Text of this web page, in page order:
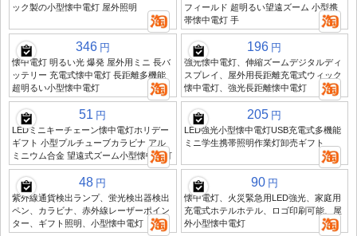
ック製の小型懐中電灯 屋外照明
フィールド 超明るい望遠ズーム 小型携
帯懐中電灯 手
346 円
懐中電灯 明るい光 爆発 屋外用ミニ 長バ
ッテリー 充電式懐中電灯 長距離多機能
超明るい小型懐中電灯
196 円
強光懐中電灯、伸縮ズームデジタルディ
スプレイ、屋外用長距離充電式ウィック
懐中電灯、強光長距離懐中電灯
51 円
LEDミニキーチェーン懐中電灯ホリデー
ギフト 小型プルチューブカラビナ アル
ミニウム合金 望遠式ズーム小型懐中電灯
205 円
LED強光小型懐中電灯USB充電式多機能
ミニ学生携帯照明作業灯卸売ギフト
48 円
紫外線通貨検出ランプ、蛍光検出器検出
ペン、カラビナ、赤外線レーザーポイン
ター、ギフト照明、小型懐中電灯
90 円
懐中電灯、火災緊急用LED強光、家庭用
充電式ホテルホテル、ロゴ印刷可能、屋
外小型懐中電灯